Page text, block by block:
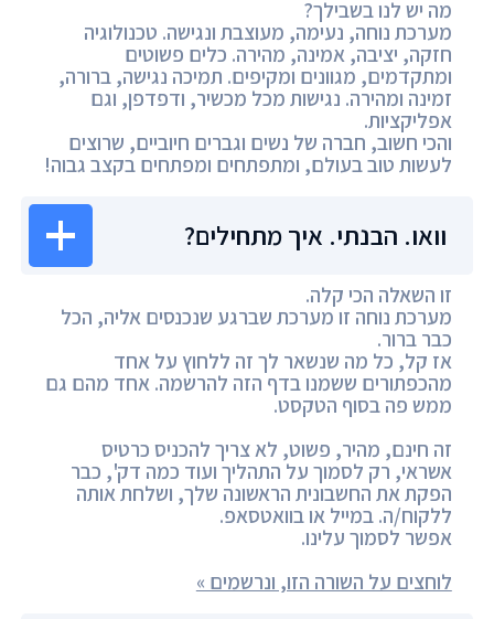
מה יש לנו בשבילך?
מערכת נוחה, נעימה, מעוצבת ונגישה. טכנולוגיה
חזקה, יציבה, אמינה, מהירה. כלים פשוטים
ומתקדמים, מגוונים ומקיפים. תמיכה נגישה, ברורה,
זמינה ומהירה. נגישות מכל מכשיר, ודפדפן, וגם
אפליקציות.
והכי חשוב, חברה של נשים וגברים חיוביים, שרוצים
לעשות טוב בעולם, ומתפתחים ומפתחים בקצב גבוה!
וואו. הבנתי. איך מתחילים?
זו השאלה הכי קלה.
מערכת נוחה זו מערכת שברגע שנכנסים אליה, הכל
כבר ברור.
אז קל, כל מה שנשאר לך זה ללחוץ על אחד
מהכפתורים ששמנו בדף הזה להרשמה. אחד מהם גם
ממש פה בסוף הטקסט.
זה חינם, מהיר, פשוט, לא צריך להכניס כרטיס
אשראי, רק לסמוך על התהליך ועוד כמה דק', כבר
הפקת את החשבונית הראשונה שלך, ושלחת אותה
ללקוח/ה. במייל או בוואטסאפ.
אפשר לסמוך עלינו.
לוחצים על השורה הזו, ונרשמים »